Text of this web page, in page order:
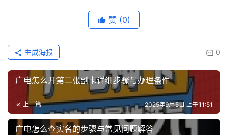
赞 (0)
0
生成海报
广电怎么开第二张副卡详细步骤与办理条件
上一篇 2025年9月5日 上午11:51
广电怎么查实名的步骤与常见问题解答